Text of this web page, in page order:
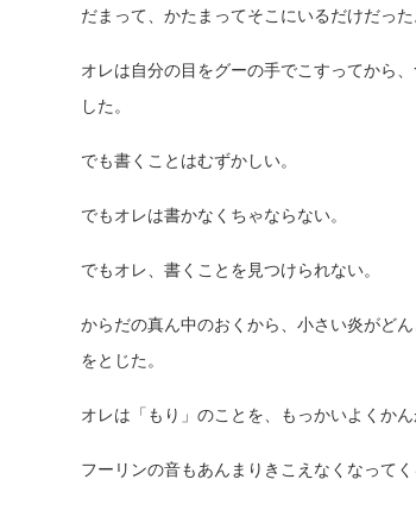
だまって、かたまってそこにいるだけだっ
オレは自分の目をグーの手でこすってから
した。
でも書くことはむずかしい。
でもオレは書かなくちゃならない。
でもオレ、書くことを見つけられない。
からだの真ん中のおくから、小さい炎がど
をとじた。
オレは「もり」のことを、もっかいよくかん
フーリンの音もあんまりきこえなくなってく